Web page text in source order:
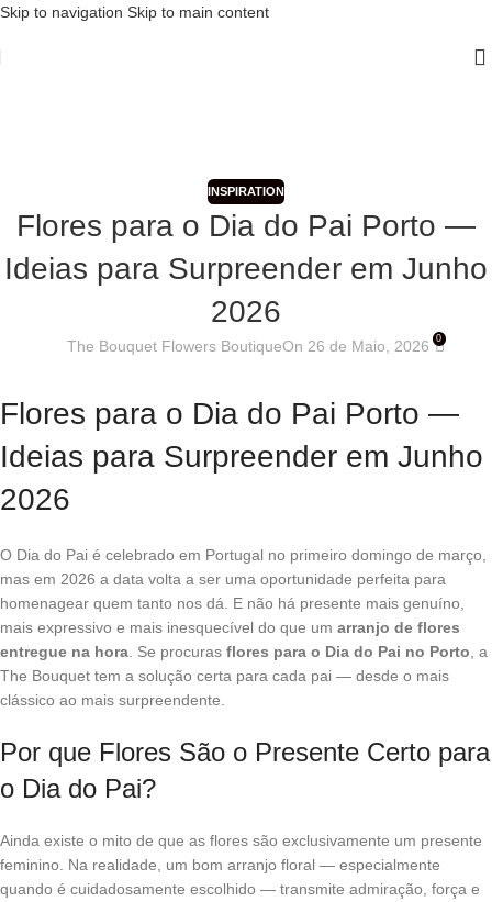
Skip to navigation Skip to main content
INSPIRATION
Flores para o Dia do Pai Porto —
Ideias para Surpreender em Junho
2026
The Bouquet Flowers BoutiqueOn 26 de Maio, 2026 0
Flores para o Dia do Pai Porto —
Ideias para Surpreender em Junho
2026
O Dia do Pai é celebrado em Portugal no primeiro domingo de março,
mas em 2026 a data volta a ser uma oportunidade perfeita para
homenagear quem tanto nos dá. E não há presente mais genuíno,
mais expressivo e mais inesquecível do que um arranjo de flores
entregue na hora . Se procuras flores para o Dia do Pai no Porto , a
The Bouquet tem a solução certa para cada pai — desde o mais
clássico ao mais surpreendente.
Por que Flores São o Presente Certo para
o Dia do Pai?
Ainda existe o mito de que as flores são exclusivamente um presente
feminino. Na realidade, um bom arranjo floral — especialmente
quando é cuidadosamente escolhido — transmite admiração, força e